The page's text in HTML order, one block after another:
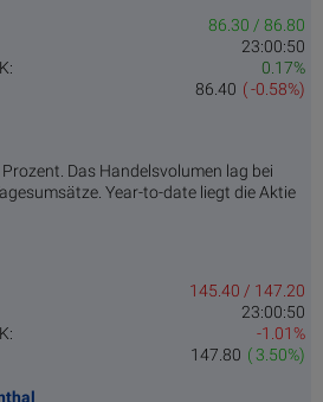
86.30 / 86.80
23:00:50
0.17%
( -0.58%)
86.40
Das Handelsvolumen lag bei
Year-to-date liegt die Aktie
145.40 / 147.20
23:00:50
-1.01%
( 3.50%)
147.80